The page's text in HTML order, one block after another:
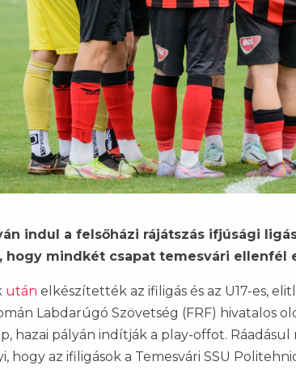
indul a felsőházi rájátszás ifjúsági
hogy mindkét csapat temesvári ellenfél
után elkészítették az ifiligás és az U17-es,
Labdarúgó Szövetség (FRF) hivatalos
hazai pályán indítják a play-offot.
hogy az ifiligások a Temesvári SSU